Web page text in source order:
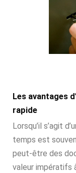
Les avantages
rapide
Lorsqu’il s’agit
temps est
peut-être des
valeur impératifs